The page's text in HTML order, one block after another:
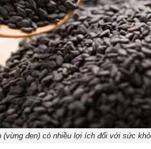
(vừng đen) có nhiều lợi ích đối với sức